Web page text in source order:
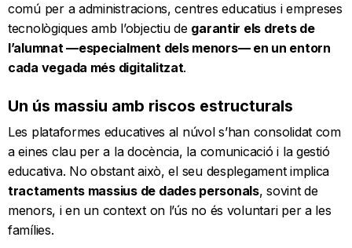
comú per a administracions, centres educatius i empreses
tecnològiques amb l’objectiu de garantir els drets de
l’alumnat —especialment dels menors— en un entorn
cada vegada més digitalitzat.
Un ús massiu amb riscos estructurals
Les plataformes educatives al núvol s’han consolidat com
a eines clau per a la docència, la comunicació i la gestió
educativa. No obstant això, el seu desplegament implica
tractaments massius de dades personals, sovint de
menors, i en un context on l’ús no és voluntari per a les
famílies.